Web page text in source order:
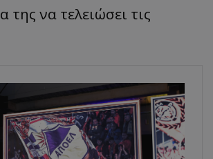
της να τελειώσει τις